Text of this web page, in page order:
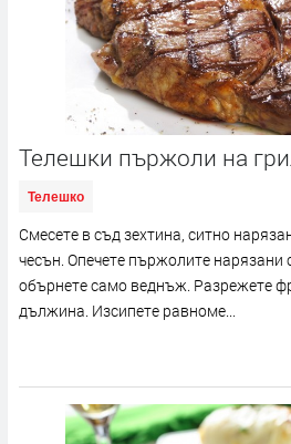
Телешки пържоли на
Телешко
Смесете в съд зехтина, ситно
чесън. Опечете пържолите нарязани
обърнете само веднъж. Разрежете
дължина. Изсипете равноме...